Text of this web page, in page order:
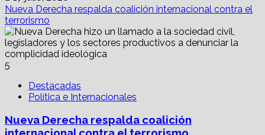
Nueva Derecha respalda coalición internacional contra el
terrorismo
5
Destacadas
Política e Internacionales
Nueva Derecha respalda coalición